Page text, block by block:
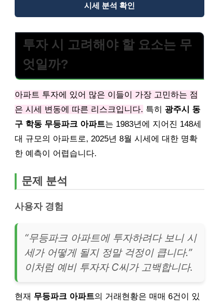
시세 분석 확인
투자 시 고려해야 할 요소는 무
엇일까?
아파트 투자에 있어 많은 이들이 가장 고민하는 점
은 시세 변동에 따른 리스크입니다. 특히 광주시 동
구 학동 무등파크 아파트는 1983년에 지어진 148세
대 규모의 아파트로, 2025년 8월 시세에 대한 명확
한 예측이 어렵습니다.
문제 분석
사용자 경험
“무등파크 아파트에 투자하려다 보니 시
세가 어떻게 될지 정말 걱정이 큽니다.”
이처럼 예비 투자자 C씨가 고백합니다.
현재 무등파크 아파트의 거래현황은 매매 6건이 있